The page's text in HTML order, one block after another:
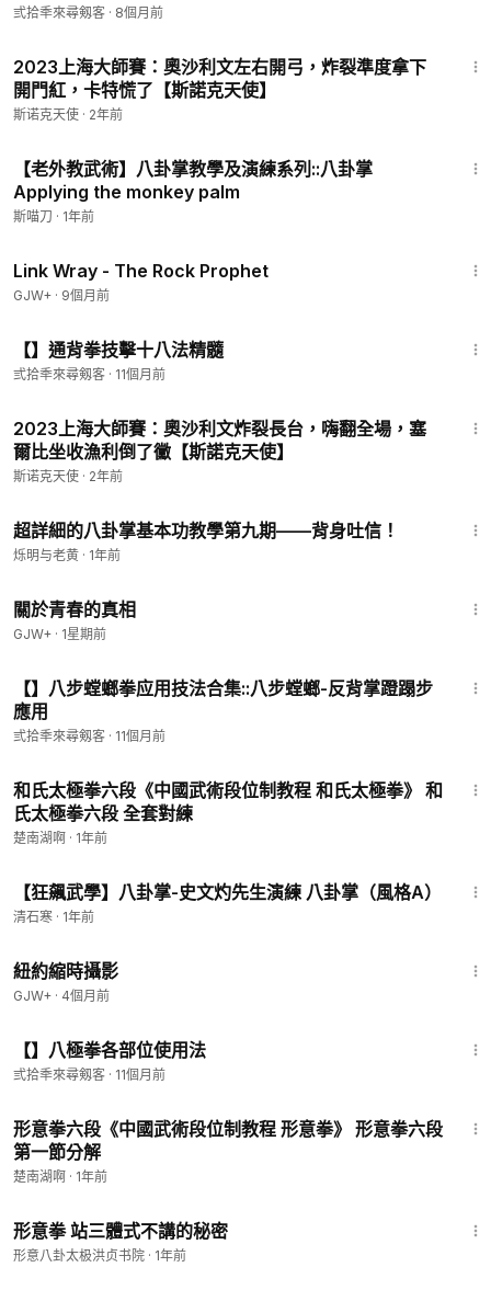
弎拾秊來尋剱客 · 8個月前
2023上海大師賽：奧沙利文左右開弓，炸裂準度拿下
開門紅，卡特慌了【斯諾克天使】
斯诺克天使 · 2年前
【老外教武術】八卦掌教學及演練系列::八卦掌
Applying the monkey palm
斯喵刀 · 1年前
Link Wray - The Rock Prophet
GJW+ · 9個月前
【】通背拳技擊十八法精髓
弎拾秊來尋剱客 · 11個月前
2023上海大師賽：奧沙利文炸裂長台，嗨翻全場，塞
爾比坐收漁利倒了黴【斯諾克天使】
斯诺克天使 · 2年前
超詳細的八卦掌基本功教學第九期——背身吐信！
烁明与老黄 · 1年前
關於青春的真相
GJW+ · 1星期前
【】八步螳螂拳应用技法合集::八步螳螂-反背掌蹬蹋步
應用
弎拾秊來尋剱客 · 11個月前
和氏太極拳六段《中國武術段位制教程 和氏太極拳》 和
氏太極拳六段 全套對練
楚南湖啊 · 1年前
【狂飆武學】八卦掌-史文灼先生演練 八卦掌（風格A）
清石寒 · 1年前
紐約縮時攝影
GJW+ · 4個月前
【】八極拳各部位使用法
弎拾秊來尋剱客 · 11個月前
形意拳六段《中國武術段位制教程 形意拳》 形意拳六段
第一節分解
楚南湖啊 · 1年前
形意拳 站三體式不講的秘密
形意八卦太极洪贞书院 · 1年前